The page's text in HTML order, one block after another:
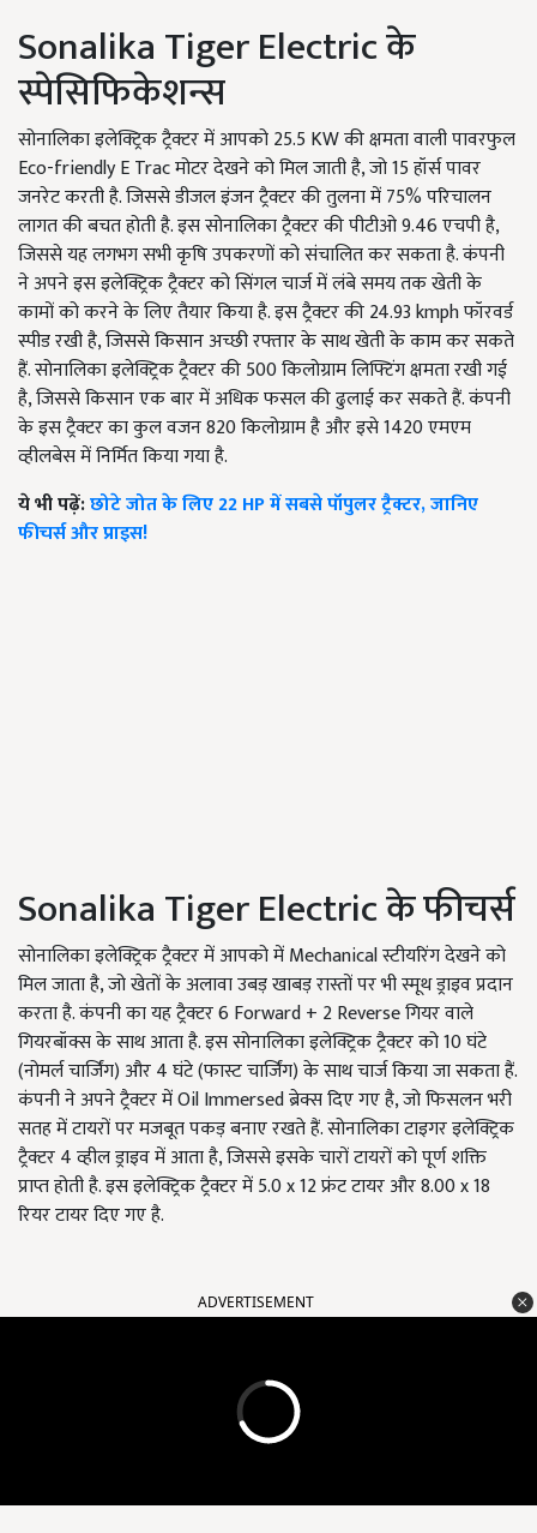
Sonalika Tiger Electric के
स्पेसिफिकेशन्स
सोनालिका इलेक्ट्रिक ट्रैक्टर में आपको 25.5 KW की क्षमता वाली पावरफुल
Eco-friendly E Trac मोटर देखने को मिल जाती है, जो 15 हॉर्स पावर
जनरेट करती है. जिससे डीजल इंजन ट्रैक्टर की तुलना में 75% परिचालन
लागत की बचत होती है. इस सोनालिका ट्रैक्टर की पीटीओ 9.46 एचपी है,
जिससे यह लगभग सभी कृषि उपकरणों को संचालित कर सकता है. कंपनी
ने अपने इस इलेक्ट्रिक ट्रैक्टर को सिंगल चार्ज में लंबे समय तक खेती के
कामों को करने के लिए तैयार किया है. इस ट्रैक्टर की 24.93 kmph फॉरवर्ड
स्पीड रखी है, जिससे किसान अच्छी रफ्तार के साथ खेती के काम कर सकते
हैं. सोनालिका इलेक्ट्रिक ट्रैक्टर की 500 किलोग्राम लिफ्टिंग क्षमता रखी गई
है, जिससे किसान एक बार में अधिक फसल की ढुलाई कर सकते हैं. कंपनी
के इस ट्रैक्टर का कुल वजन 820 किलोग्राम है और इसे 1420 एमएम
व्हीलबेस में निर्मित किया गया है.
ये भी पढ़ें:छोटे जोत के लिए 22 HP में सबसे पॉपुलर ट्रैक्टर, जानिए
फीचर्स और प्राइस!
Sonalika Tiger Electric के फीचर्स
सोनालिका इलेक्ट्रिक ट्रैक्टर में आपको में Mechanical स्टीयरिंग देखने को
मिल जाता है, जो खेतों के अलावा उबड़ खाबड़ रास्तों पर भी स्मूथ ड्राइव प्रदान
करता है. कंपनी का यह ट्रैक्टर 6 Forward + 2 Reverse गियर वाले
गियरबॉक्स के साथ आता है. इस सोनालिका इलेक्ट्रिक ट्रैक्टर को 10 घंटे
(नोमर्ल चार्जिंग) और 4 घंटे (फास्ट चार्जिंग) के साथ चार्ज किया जा सकता हैं.
कंपनी ने अपने ट्रैक्टर में Oil Immersed ब्रेक्स दिए गए है, जो फिसलन भरी
सतह में टायरों पर मजबूत पकड़ बनाए रखते हैं. सोनालिका टाइगर इलेक्ट्रिक
ट्रैक्टर 4 व्हील ड्राइव में आता है, जिससे इसके चारों टायरों को पूर्ण शक्ति
प्राप्त होती है. इस इलेक्ट्रिक ट्रैक्टर में 5.0 x 12 फ्रंट टायर और 8.00 x 18
रियर टायर दिए गए है.
ADVERTISEMENT